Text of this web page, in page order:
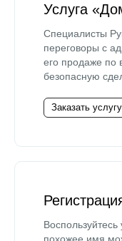
Услуга
Специалисты
переговоры с
его продаже по
безопасную
Заказать услугу